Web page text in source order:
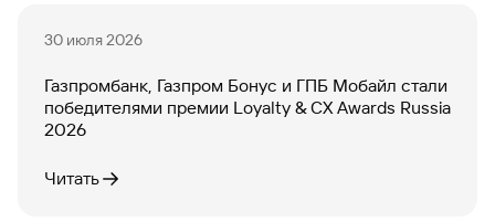
30 июля 2026
Газпромбанк, Газпром Бонус и ГПБ Мобайл стали
победителями премии Loyalty & CX Awards Russia
2026
Читать